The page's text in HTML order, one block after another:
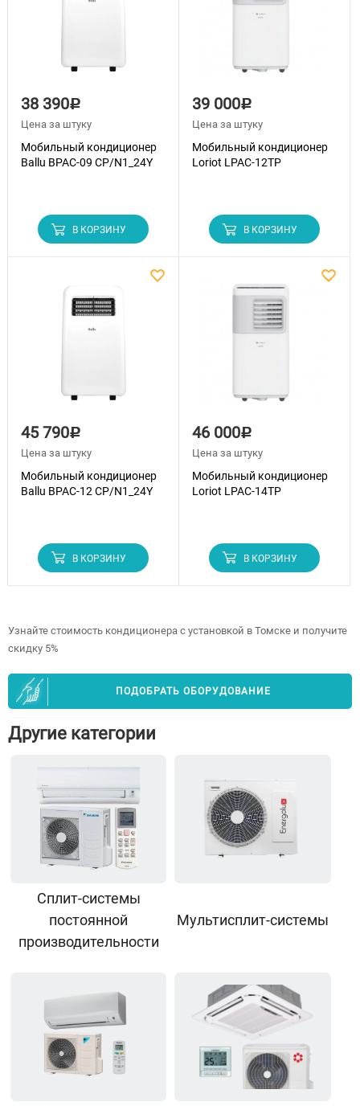
38 390Р
Цена за штуку
Мобильный кондиционер
Ballu BPAC-09 CP/N1_24Y
В КОРЗИНУ
39 000Р
Цена за штуку
Мобильный кондиционер
Loriot LPAC-12TP
В КОРЗИНУ
45 790Р
Цена за штуку
Мобильный кондиционер
Ballu BPAC-12 CP/N1_24Y
В КОРЗИНУ
46 000Р
Цена за штуку
Мобильный кондиционер
Loriot LPAC-14TP
В КОРЗИНУ
Узнайте стоимость кондиционера с установкой в Томске и получите
скидку 5%
ПОДОБРАТЬ ОБОРУДОВАНИЕ
Другие категории
Сплит-системы
постоянной
производительности
Мультисплит-системы